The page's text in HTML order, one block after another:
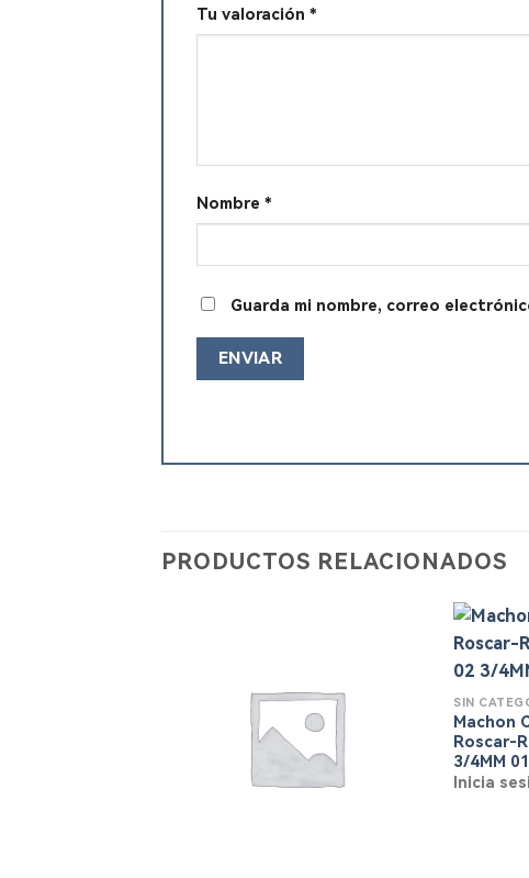
Tu valoración *
Nombre *
Guarda mi nombre, correo
PRODUCTOS RELACIONADOS
SIN
Machon
Roscar-
3/4MM
Inicia